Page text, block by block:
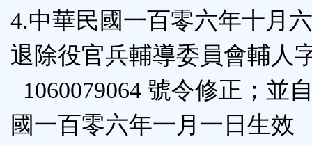
4.中華民國一百零六年十月
退除役官兵輔導委員會輔人
1060079064 號令修正；並
國一百零六年一月一日生效